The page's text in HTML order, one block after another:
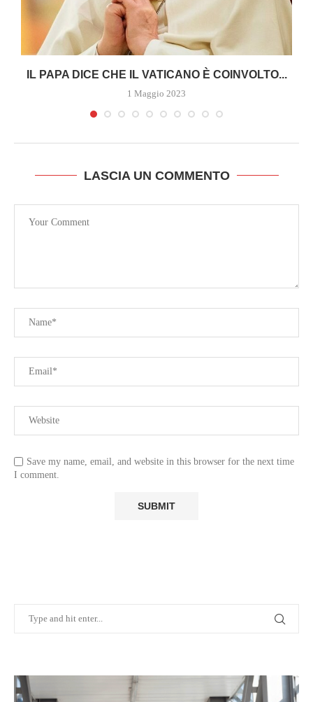
IL PAPA DICE CHE IL VATICANO È COINVOLTO...
1 Maggio 2023
LASCIA UN COMMENTO
Save my name, email, and website in this browser for the next time
I comment.